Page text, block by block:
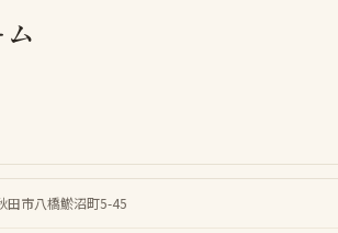
田市八橋鯲沼町5-45